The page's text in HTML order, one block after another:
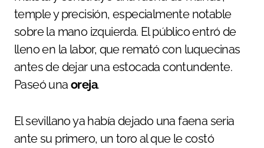
temple y precisión, especialmente notable
sobre la mano izquierda. El público entró de
lleno en la labor, que remató con luquecinas
antes de dejar una estocada contundente.
Paseó unaoreja.
El sevillano ya había dejado una faena seria
ante su primero, un toro al que le costó